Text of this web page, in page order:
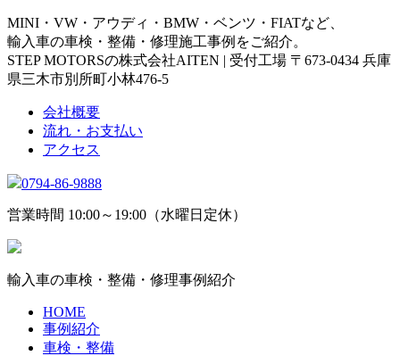
MINI・VW・アウディ・BMW・ベンツ・FIATなど、
輸入車の車検・整備・修理施工事例をご紹介。
STEP MOTORSの株式会社AITEN | 受付工場 〒673-0434 兵庫
県三木市別所町小林476-5
会社概要
流れ・お支払い
アクセス
0794-86-9888
営業時間 10:00～19:00（水曜日定休）
輸入車の車検・整備・修理事例紹介
HOME
事例紹介
車検・整備